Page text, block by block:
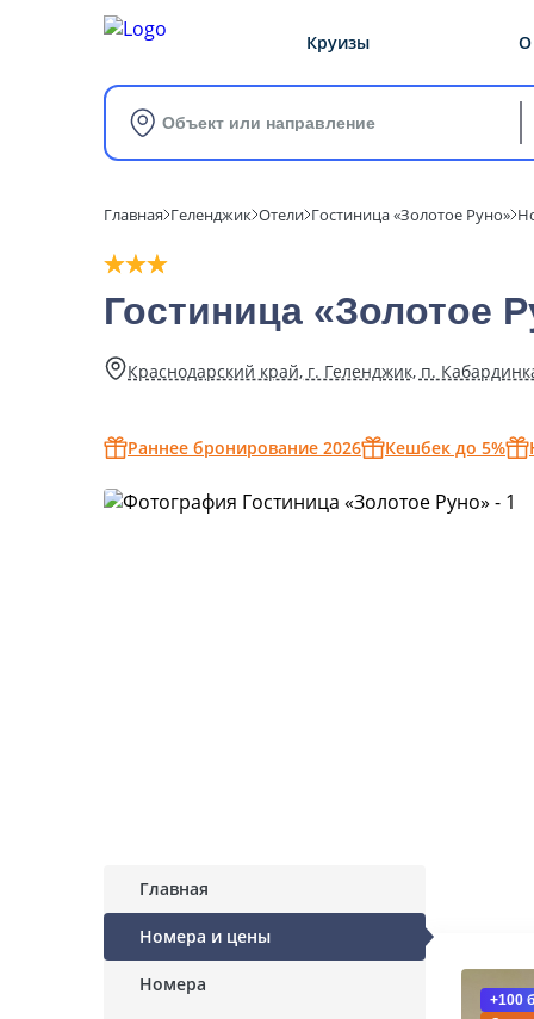
Круизы О
Объект или направление
Главная Геленджик Отели Гостиница «Золотое Руно»
Гостиница «Золотое
Краснодарский край, г. Геленджик, п.
Раннее бронирование 2026 Кешбек до 5%
Главная
Номера и цены
Номера
+100